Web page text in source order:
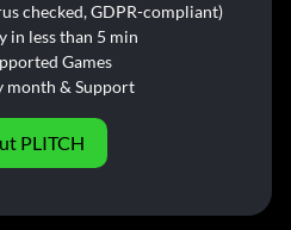
checked, GDPR-compliant)
in less than 5 min
Games
month & Support
PLITCH